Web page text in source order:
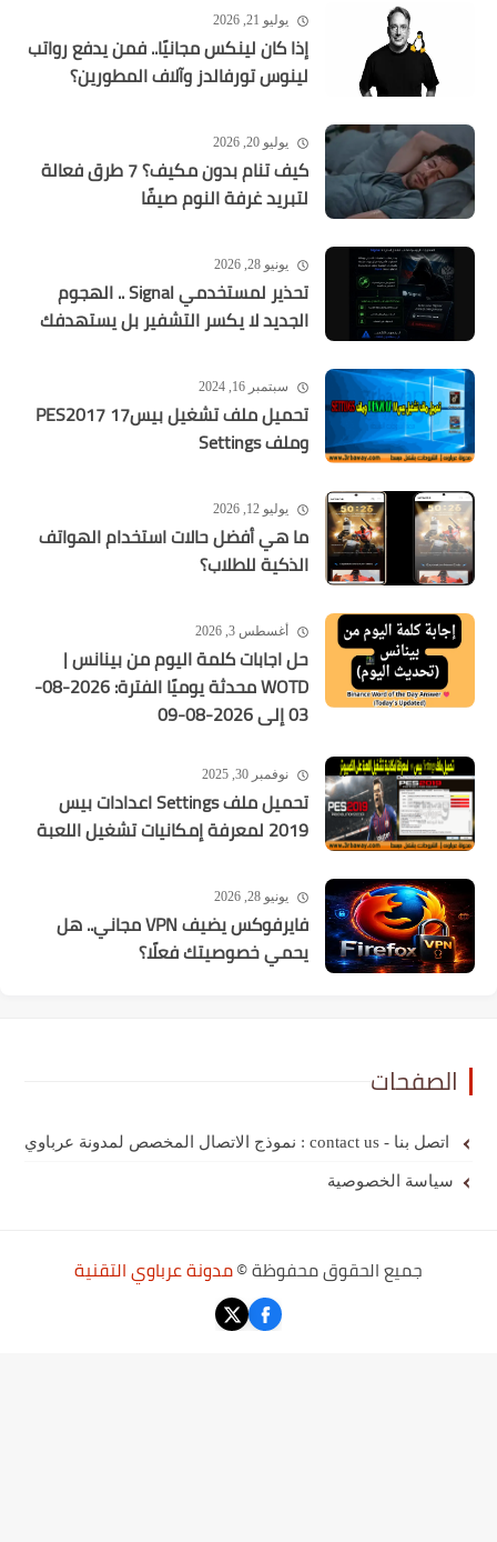
يوليو 21, 2026
إذا كان لينكس مجانيًا.. فمن يدفع رواتب
لينوس تورفالدز وآلاف المطورين؟
يوليو 20, 2026
كيف تنام بدون مكيف؟ 7 طرق فعالة
لتبريد غرفة النوم صيفًا
يونيو 28, 2026
تحذير لمستخدمي Signal .. الهجوم
الجديد لا يكسر التشفير بل يستهدفك
سبتمبر 16, 2024
تحميل ملف تشغيل بيس17 PES2017
وملف Settings
يوليو 12, 2026
ما هي أفضل حالات استخدام الهواتف
الذكية للطلاب؟
أغسطس 3, 2026
حل اجابات كلمة اليوم من بينانس |
WOTD محدثة يوميًا الفترة: 2026-08-
03 إلى 2026-08-09
نوفمبر 30, 2025
تحميل ملف Settings اعدادات بيس
2019 لمعرفة إمكانيات تشغيل اللعبة
يونيو 28, 2026
فايرفوكس يضيف VPN مجاني.. هل
يحمي خصوصيتك فعلًا؟
الصفحات
اتصل بنا - contact us : نموذج الاتصال المخصص لمدونة عرباوي
سياسة الخصوصية
جميع الحقوق محفوظة ©مدونة عرباوي التقنية